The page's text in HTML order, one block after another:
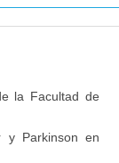
la Facultad de
y Parkinson en